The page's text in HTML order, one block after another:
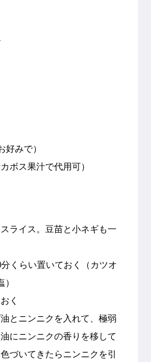
みで）
ボス果汁で代用可）
ライス。豆苗と小ネギも一
くらい置いておく（カツオ
く
とニンニクを入れて、極弱
にニンニクの香りを移して
づいてきたらニンニクを引